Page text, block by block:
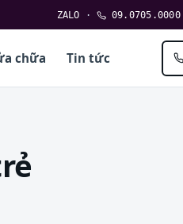
ZALO · 09.0705.0000
chữa Tin tức